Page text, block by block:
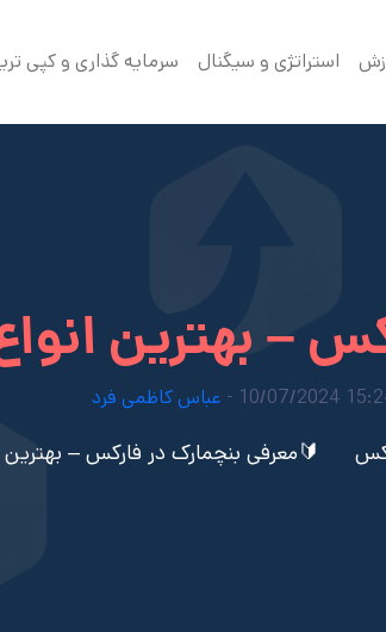
استراتژی و سیگنال سرمایه گذاری و کپی
– بهترین
15:24 10/07/ عباس کاظمی فرد
🔰معرفی بنچمارک در فارکس –